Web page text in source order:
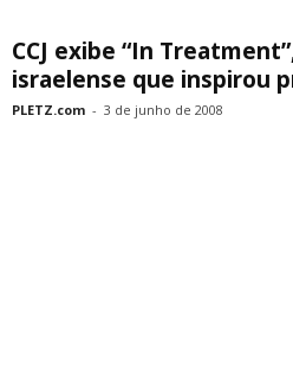
CCJ exibe “In
israelense que inspirou
PLETZ.com - 3 de junho de 2008